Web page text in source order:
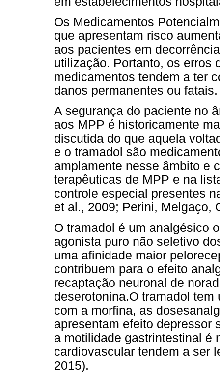
Os Medicamentos
que apresentam risco
aos pacientes em
utilização. Portanto, os erros
medicamentos tendem a ter
danos permanentes ou
A segurança do paciente no
aos MPP é historicamente
discutida do que aquela
e o tramadol são
amplamente nesse âmbito e
terapêuticas de MPP e na
controle especial presentes
et al., 2009; Perini, Melgaço,
O tramadol é um analgésico
agonista puro não seletivo
uma afinidade maior
contribuem para o efeito
recaptação neuronal de
deserotonina.O tramadol
com a morfina, as
apresentam efeito depressor
a motilidade gastrintestinal é
cardiovascular tendem a ser
2015).